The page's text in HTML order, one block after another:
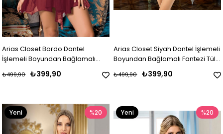
Arias Closet Bordo Dantel
İşlemeli Boyundan Bağlamalı
Fantezi Tül Gecelik
₺399,90
₺499,90
Arias Closet Siyah Dantel İşlemeli
Boyundan Bağlamalı Fantezi Tül
Gecelik Takımı
₺399,90
₺499,90
%20
Yeni
Ürün
%20
Yeni